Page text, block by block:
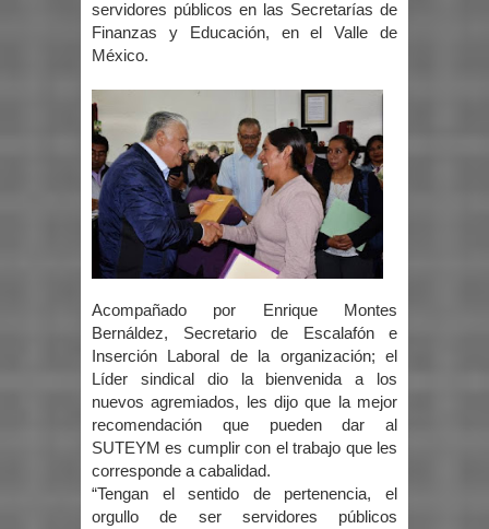
servidores públicos en las Secretarías de
Finanzas y Educación, en el Valle de
México.
Acompañado por Enrique Montes
Bernáldez, Secretario de Escalafón e
Inserción Laboral de la organización; el
Líder sindical dio la bienvenida a los
nuevos agremiados, les dijo que la mejor
recomendación que pueden dar al
SUTEYM es cumplir con el trabajo que les
corresponde a cabalidad.
“Tengan el sentido de pertenencia, el
orgullo de ser servidores públicos